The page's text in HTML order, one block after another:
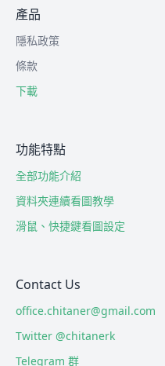
產品
隱私政策
條款
下載
功能特點
全部功能介紹
資料夾連續看圖教學
滑鼠、快捷鍵看圖設定
Contact Us
office.chitaner@gmail.com
Twitter @chitanerk
Telegram 群